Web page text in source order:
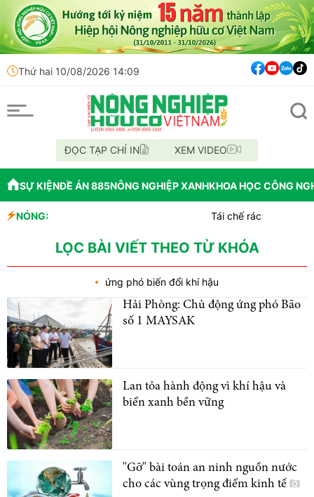
Thứ hai 10/08/2026 14:09
ĐỌC TẠP CHÍ IN XEM VIDEO
SỰ KIỆNĐỀ ÁN 885NÔNG NGHIỆP XANHKHOA HỌC CÔNG
NÓNG:
Tái chế rác thực phẩm
Sức sống kỳ diệu của
LỌC BÀI VIẾT THEO TỪ KHÓA
ứng phó biến đổi khí hậu
Hải Phòng: Chủ động ứng phó Bão
số 1 MAYSAK
Lan tỏa hành động vì khí hậu và
biển xanh bền vững
"Gỡ" bài toán an ninh nguồn nước
cho các vùng trọng điểm kinh tế